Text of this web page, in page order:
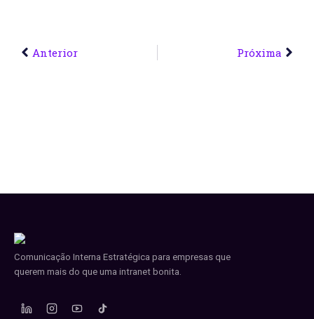
Anterior Próxima
Comunicação Interna Estratégica para empresas que
querem mais do que uma intranet bonita.